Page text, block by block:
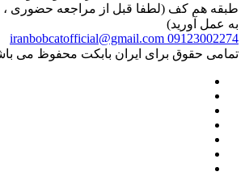
طبقه هم کف (لطفا قبل از مراجعه حضوری ،
به عمل آورید)
09123002274
iranbobcatofficial@gmail.com
تمامی حقوق برای ایران بابکت محفوظ می